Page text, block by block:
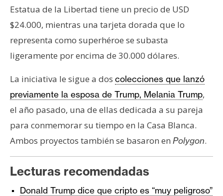
Estatua de la Libertad tiene un precio de USD
$24.000, mientras una tarjeta dorada que lo
representa como superhéroe se subasta
ligeramente por encima de 30.000 dólares.
La iniciativa le sigue a dos colecciones que lanzó
previamente la esposa de Trump, Melania Trump,
el año pasado, una de ellas dedicada a su pareja
para conmemorar su tiempo en la Casa Blanca.
Ambos proyectos también se basaron en Polygon.
Lecturas recomendadas
Donald Trump dice que cripto es “muy peligroso”